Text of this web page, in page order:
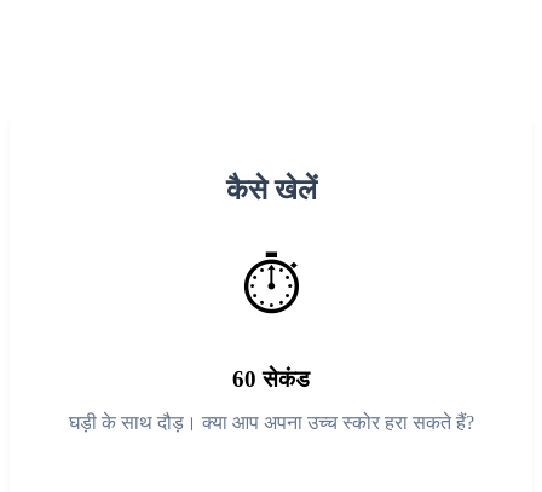
कैसे खेलें
⏱️
60 सेकंड
घड़ी के साथ दौड़। क्या आप अपना उच्च स्कोर हरा सकते हैं?